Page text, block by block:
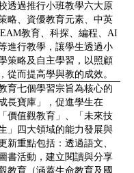
透過推行小班教學六大原
略、資優教育元素、中英
教育、科探、編程、AI
進行教學，讓學生透過小
策略及自主學習，以照顧
從而提高學與教的成效。
育七個學習宗旨為核心的
長寶庫」，促進學生在
價值觀教育」、「未來技
」四大領域的能力發展與
新重點包括：透過語文、
書活動，建立閱讀與分享
教育（涵蓋生命教育及國